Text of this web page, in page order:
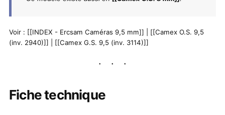
Voir : [[INDEX - Ercsam Caméras 9,5 mm]] | [[Camex O.S. 9,5
(inv. 2940)]] | [[Camex G.S. 9,5 (inv. 3114)]]
Fiche technique